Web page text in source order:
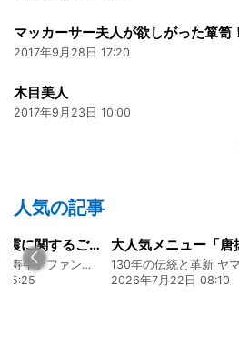
マッカーサー夫人が欲しがった箪笥
2017年9月28日 17:20
木目美人
2017年9月23日 10:00
人気の記事
令和8年熊本地震に関するご報告
熊本 あか牛「延寿牛」ファンド2026
15:25
2026年7月22日 08:10